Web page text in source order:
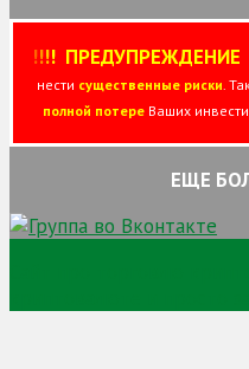
!!!!ПРЕДУПРЕЖДЕНИЕ
нести существенные риски .
полной потереВаших
ЕЩЕ